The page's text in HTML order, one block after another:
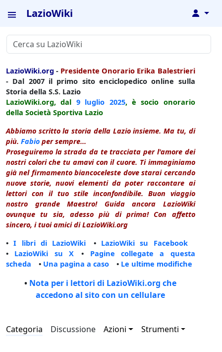
LazioWiki ↓
LazioWiki.org - Presidente Onorario Erika Balestrieri
- Dal 2007 il primo sito enciclopedico online sulla
Storia della S.S. Lazio
LazioWiki.org, dal 9 luglio 2025, è socio onorario
della Società Sportiva Lazio
Abbiamo scritto la storia della Lazio insieme. Ma tu, di
più. Fabio per sempre...
Proseguiremo la strada da te tracciata per l'amore dei
nostri colori che tu amavi con il cuore. Ti immaginiamo
già nel firmamento biancoceleste dove starai cercando
nuove storie, nuovi elementi da poter raccontare ai
lettori con il tuo stile inconfondibile. Buon viaggio
nostro grande Maestro! Guida ancora LazioWiki
ovunque tu sia, adesso più di prima! Con affetto
sincero, i tuoi amici di LazioWiki.org
•I libri di LazioWiki • LazioWiki su Facebook
• LazioWiki su X • Pagine collegate a questa
scheda • Una pagina a caso • Le ultime modifiche
• Nota per i lettori di LazioWiki.org che
accedono al sito con un cellulare
Categoria Discussione Azioni Strumenti